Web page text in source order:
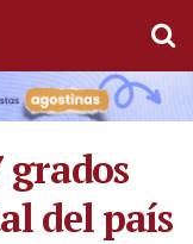
grados
del país